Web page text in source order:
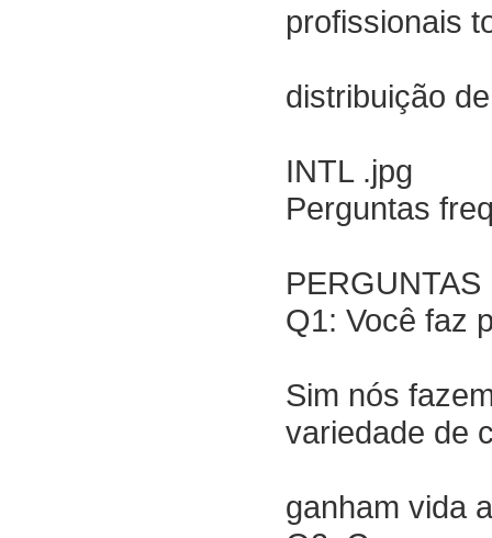
profissionais
distribuição
INTL .jpg
Perguntas
Q1: Você faz
Sim nós
variedade de
ganham vida